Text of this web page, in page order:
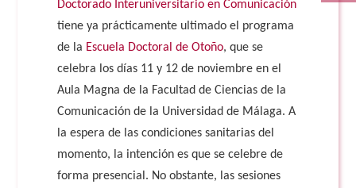
Doctorado Interuniversitario en Comunicación
tiene ya prácticamente ultimado el programa
de la Escuela Doctoral de Otoño, que se
celebra los días 11 y 12 de noviembre en el
Aula Magna de la Facultad de Ciencias de la
Comunicación de la Universidad de Málaga. A
la espera de las condiciones sanitarias del
momento, la intención es que se celebre de
forma presencial. No obstante, las sesiones